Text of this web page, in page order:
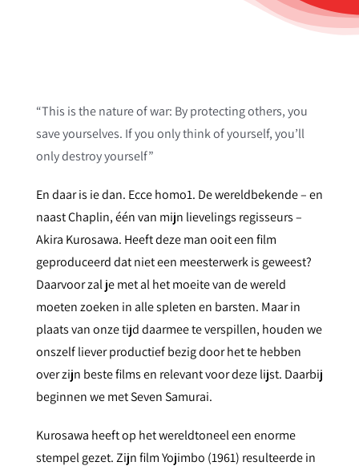
“This is the nature of war: By protecting others, you
save yourselves. If you only think of yourself, you’ll
only destroy yourself”
En daar is ie dan. Ecce homo1. De wereldbekende – en
naast Chaplin, één van mijn lievelings regisseurs –
Akira Kurosawa. Heeft deze man ooit een film
geproduceerd dat niet een meesterwerk is geweest?
Daarvoor zal je met al het moeite van de wereld
moeten zoeken in alle spleten en barsten. Maar in
plaats van onze tijd daarmee te verspillen, houden we
onszelf liever productief bezig door het te hebben
over zijn beste films en relevant voor deze lijst. Daarbij
beginnen we met Seven Samurai.
Kurosawa heeft op het wereldtoneel een enorme
stempel gezet. Zijn film Yojimbo (1961) resulteerde in